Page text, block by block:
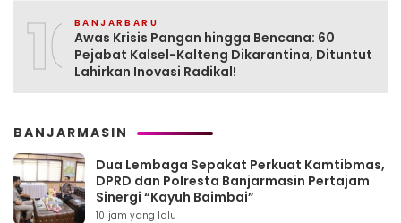
10BANJARBARU
Awas Krisis Pangan hingga Bencana: 60
Pejabat Kalsel-Kalteng Dikarantina, Dituntut
Lahirkan Inovasi Radikal!
BANJARMASIN
Dua Lembaga Sepakat Perkuat Kamtibmas,
DPRD dan Polresta Banjarmasin Pertajam
Sinergi “Kayuh Baimbai”
10 jam yang lalu